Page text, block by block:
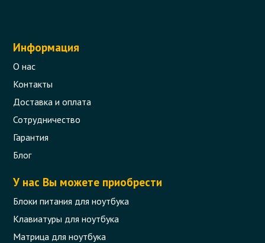
Информация
О нас
Контакты
Доставка и оплата
Сотрудничество
Гарантия
Блог
У нас Вы можете приобрести
Блоки питания для ноутбука
Клавиатуры для ноутбука
Матрица для ноутбука